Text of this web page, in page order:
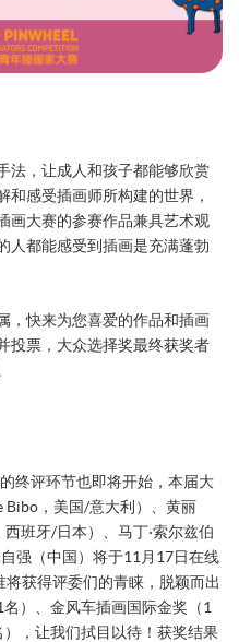
法，让成人和孩子都能够欣赏
和感受插画师所构建的世界，
画大赛的参赛作品兼具艺术观
人都能感受到插画是充满蓬勃
，快来为您喜爱的作品和插画
投票，大众选择奖最终获奖者
终评环节也即将开始，本届大
Bibo，美国/意大利）、黄丽
班牙/日本）、马丁·索尔兹伯
强（中国）将于11月17日在线
将获得评委们的青睐，脱颖而出
）、金风车插画国际金奖（1
，让我们拭目以待！获奖结果